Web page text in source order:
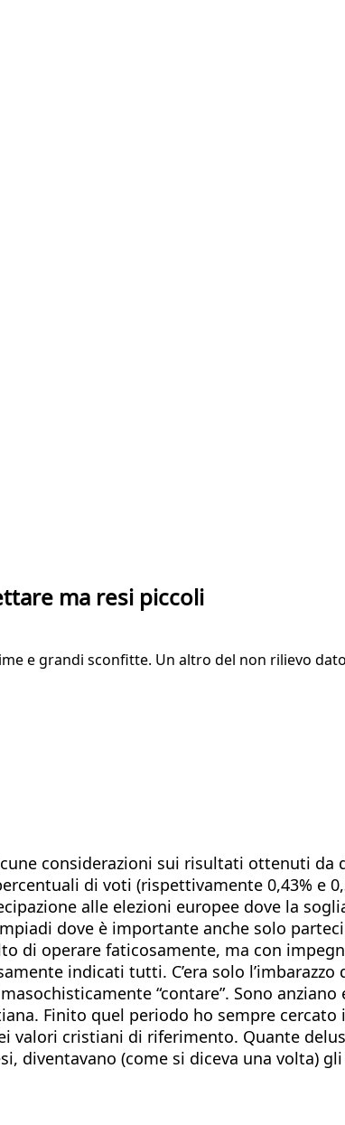
ma resi piccoli
e grandi sconfitte. Un altro del non rilievo
considerazioni sui risultati ottenuti da
di voti (rispettivamente 0,43% e
alle elezioni europee dove la
dove è importante anche solo
di operare faticosamente, ma con
indicati tutti. C’era solo
“contare”. Sono anziano
Finito quel periodo ho sempre
cristiani di riferimento. Quante
diventavano (come si diceva una volta)